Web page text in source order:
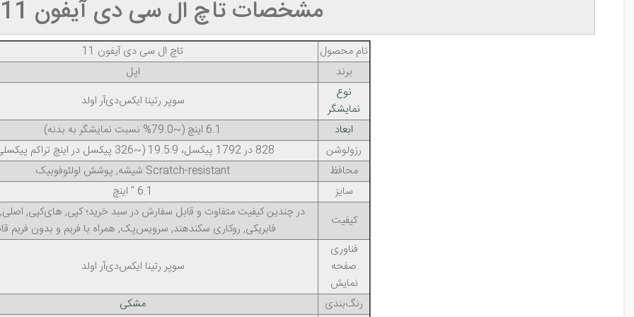
مشخصات تاچ ال سی دی آیفون 11
نام محصول
برند
اپل
نوع
نمایشگر
سوپر رتینا ایکس‌دی‌آر اولد
ابعاد
6.1 اینچ (~79.0% نسبت نمایشگر به بدنه)
رزولوشن
828 در 1792 پیکسل، 19.5:9 (~326 پیکسل در اینچ تراکم پیکسلی)
محافظ
Scratch-resistant شیشه, پوشش اولئوفوبیک
سایز
6.1 " اینچ
کیفیت
در چندین کیفیت متفاوت و قابل سفارش در سبد خرید؛ کپی, های‌کپی, اصلی,
فابریکی, روکاری سکند‌هند, سرویس‌پک, همراه با فریم و بدون فریم
فناوری
صفحه
نمایش
سوپر رتینا ایکس‌دی‌آر اولد
رنگ‌بندی
مشکی